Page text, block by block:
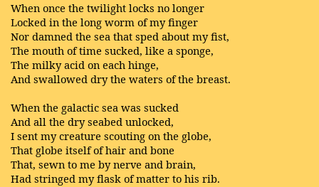
When once the twilight locks no longer
Locked in the long worm of my finger
Nor damned the sea that sped about my fist,
The mouth of time sucked, like a sponge,
The milky acid on each hinge,
And swallowed dry the waters of the breast.
When the galactic sea was sucked
And all the dry seabed unlocked,
I sent my creature scouting on the globe,
That globe itself of hair and bone
That, sewn to me by nerve and brain,
Had stringed my flask of matter to his rib.